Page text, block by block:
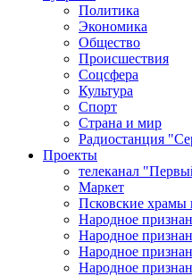
Политика
Экономика
Общество
Происшествия
Соцсфера
Культура
Спорт
Страна и мир
Радиостанция
Проекты
телеканал
Маркет
Псковские
Народное
Народное
Народное
Народное